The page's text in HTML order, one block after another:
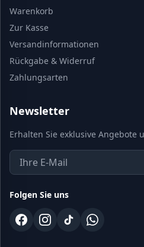
Warenkorb
Zur Kasse
Versandinformationen
Rückgabe & Widerruf
Zahlungsarten
Newsletter
Erhalten Sie exklusive Angebote
Folgen Sie uns